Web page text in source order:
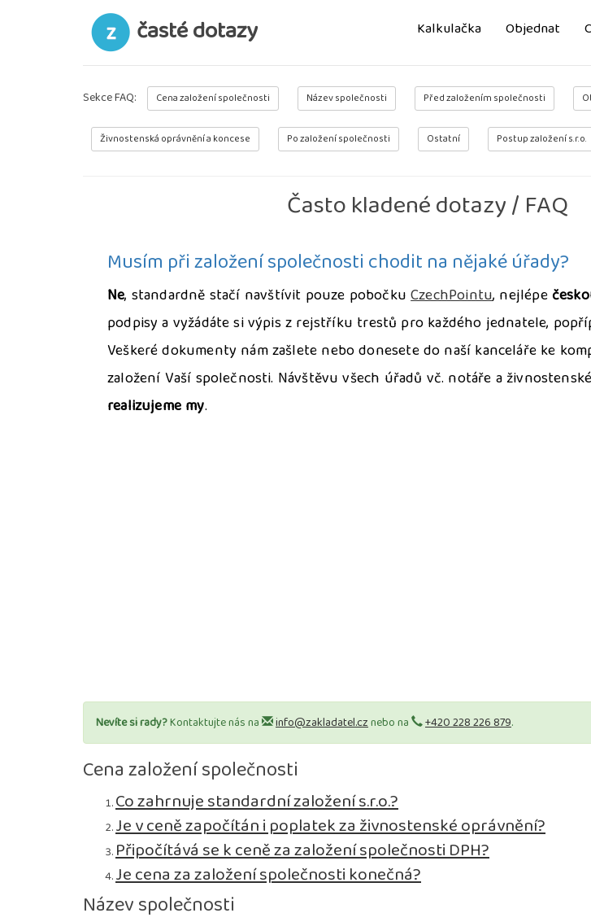
časté dotazy Kalkulačka Objednat
Sekce FAQ: Cena založení společnosti Název společnosti Před založením společnosti
Živnostenská oprávnění a koncese Po založení společnosti Ostatní Postup založení s.r.o.
Často kladené dotazy / FAQ
Musím při založení společnosti chodit na nějaké úřady?
Ne, standardně stačí navštívit pouze pobočkuCzechPointu, nejlépe
podpisy a vyžádáte si výpis z rejstříku trestů pro každého jednatele,
Veškeré dokumenty nám zašlete nebo donesete do naší kanceláře ke
založení Vaší společnosti. Návštěvu všech úřadů vč. notáře a
realizujeme my.
Nevíte si rady?Kontaktujte nás na info@zakladatel.cznebo na +420 228 226 879.
Cena založení společnosti
Co zahrnuje standardní založení s.r.o.?
Je v ceně započítán i poplatek za živnostenské oprávnění?
Připočítává se k ceně za založení společnosti DPH?
Je cena za založení společnosti konečná?
Název společnosti